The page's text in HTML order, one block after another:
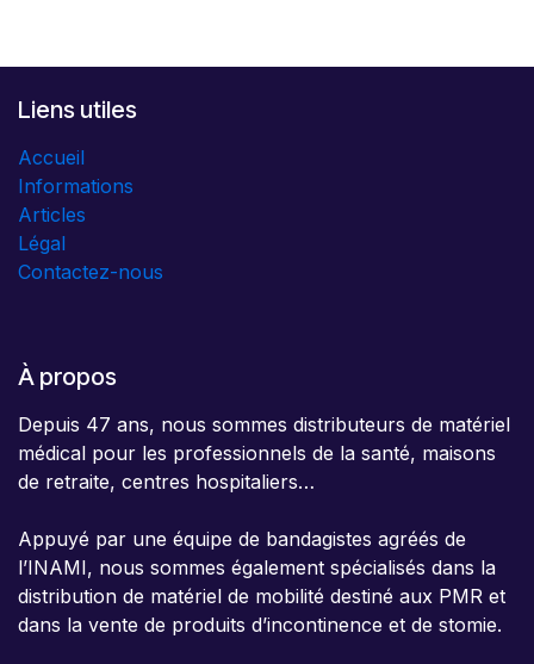
Liens utiles
Accueil
Informations
Articles
Légal
Contactez-nous
À propos
Depuis 47 ans, nous sommes distributeurs de matériel
médical pour les professionnels de la santé, maisons
de retraite, centres hospitaliers…
Appuyé par une équipe de bandagistes agréés de
l’INAMI, nous sommes également spécialisés dans la
distribution de matériel de mobilité destiné aux PMR et
dans la vente de produits d’incontinence et de stomie.